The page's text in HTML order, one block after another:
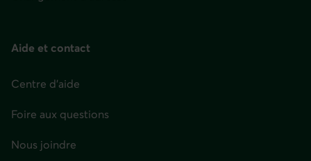
Aide et contact
Centre d'aide
Foire aux questions
Nous joindre